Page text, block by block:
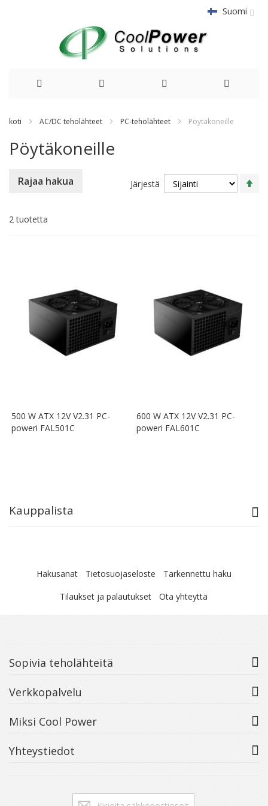
Suomi
koti AC/DC teholähteet PC-teholähteet Pöytäkoneille
Pöytäkoneille
2tuotetta
Järjestä
500 W ATX 12V V2.31 PC-
poweri FAL501C
600 W ATX 12V V2.31 PC-
poweri FAL601C
Rajaa hakua
Kauppalista
Hakusanat Tietosuojaseloste
Tarkennettu haku
Tilaukset ja palautukset
Ota yhteyttä
Sopivia teholähteitä
Verkkopalvelu
Miksi Cool Power
Yhteystiedot
Tilaa